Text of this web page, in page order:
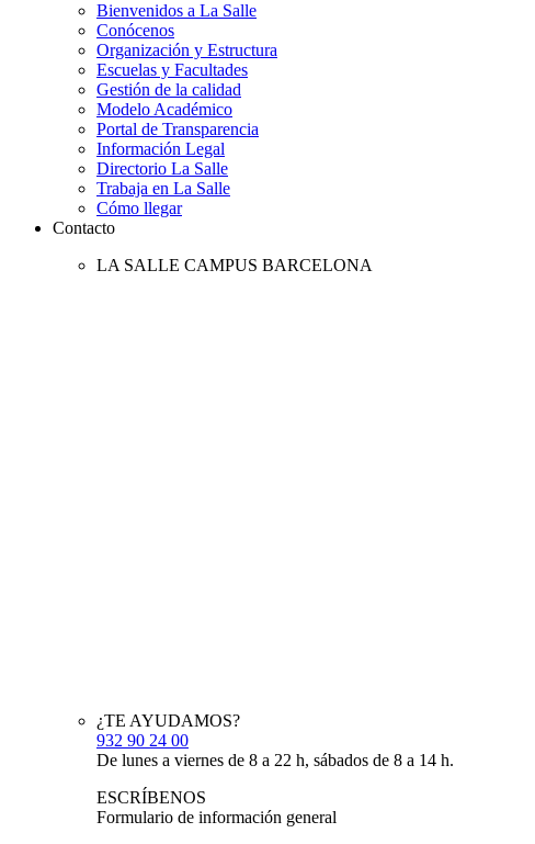
Bienvenidos a La Salle
Conócenos
Organización y Estructura
Escuelas y Facultades
Gestión de la calidad
Modelo Académico
Portal de Transparencia
Información Legal
Directorio La Salle
Trabaja en La Salle
Cómo llegar
Contacto
LA SALLE CAMPUS BARCELONA
¿TE AYUDAMOS?
932 90 24 00
De lunes a viernes de 8 a 22 h, sábados de 8 a 14 h.
ESCRÍBENOS
Formulario de información general